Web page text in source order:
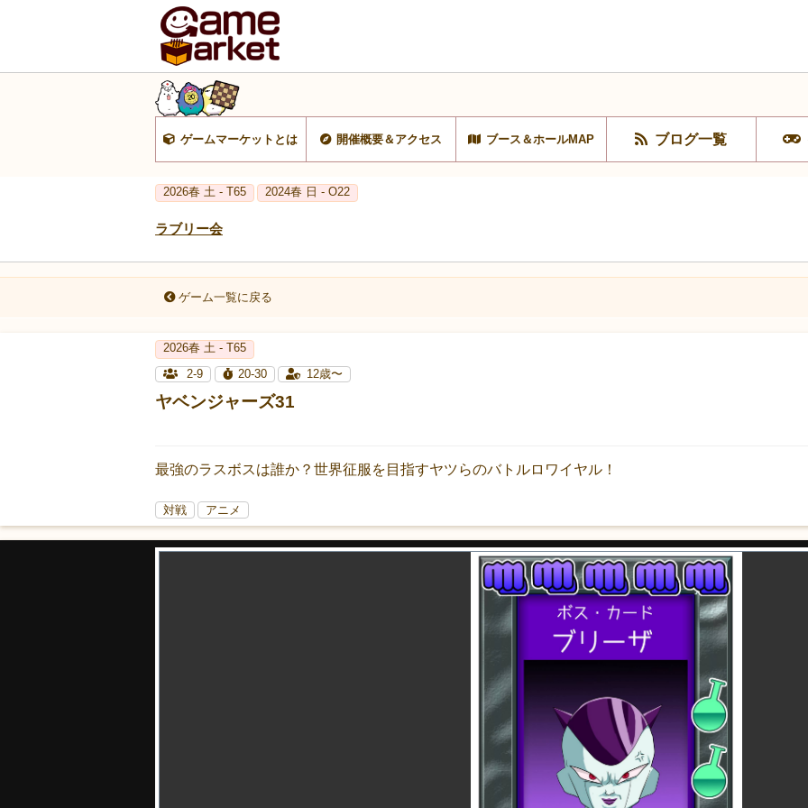
ゲームマーケットとは 開催概要＆アクセス ブース＆ホールMAP ブログ一覧
2026春 土 - T65 2024春 日 - O22
ラブリー会
ゲーム一覧に戻る
2026春 土 - T65
2-9
20-30 12歳〜
ヤベンジャーズ31
最強のラスボスは誰か？世界征服を目指すヤツらのバトルロワイヤル！
対戦 アニメ